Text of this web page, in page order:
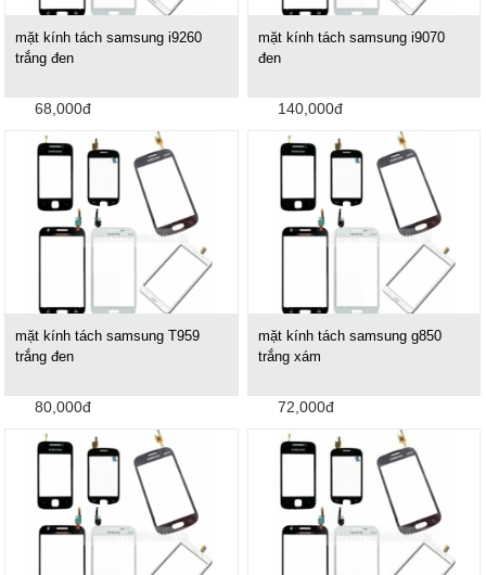
mặt kính tách samsung i9260
trắng đen
68,000đ
mặt kính tách samsung i9070
đen
140,000đ
mặt kính tách samsung T959
trắng đen
80,000đ
mặt kính tách samsung g850
trắng xám
72,000đ